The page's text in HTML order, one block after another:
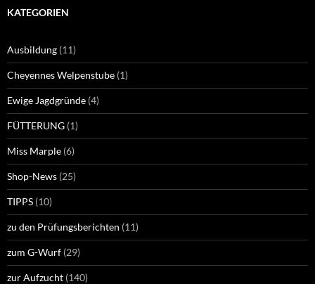
KATEGORIEN
Ausbildung (11)
Cheyennes Welpenstube (1)
Ewige Jagdgründe (4)
FÜTTERUNG (1)
Miss Marple (6)
Shop-News (25)
TIPPS (10)
zu den Prüfungsberichten (11)
zum G-Wurf (29)
zur Aufzucht (140)